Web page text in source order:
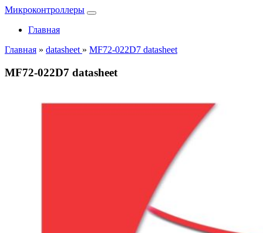
Микроконтроллеры
Главная
Главная » datasheet » MF72-022D7 datasheet
MF72-022D7 datasheet